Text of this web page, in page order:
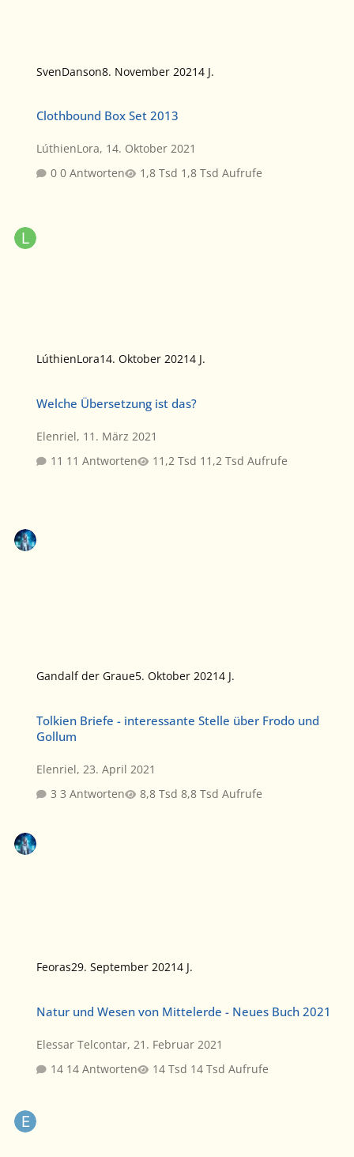
SvenDanson8. November 20214 J.
Clothbound Box Set 2013
LúthienLora, 14. Oktober 2021
0 Antworten
1,8 Tsd Aufrufe
LúthienLora14. Oktober 20214 J.
Welche Übersetzung ist das?
Elenriel, 11. März 2021
11 Antworten
11,2 Tsd Aufrufe
Gandalf der Graue5. Oktober 20214 J.
Tolkien Briefe - interessante Stelle über Frodo und
Gollum
Elenriel, 23. April 2021
3 Antworten
8,8 Tsd Aufrufe
Feoras29. September 20214 J.
Natur und Wesen von Mittelerde - Neues Buch 2021
Elessar Telcontar, 21. Februar 2021
14 Antworten
14 Tsd Aufrufe